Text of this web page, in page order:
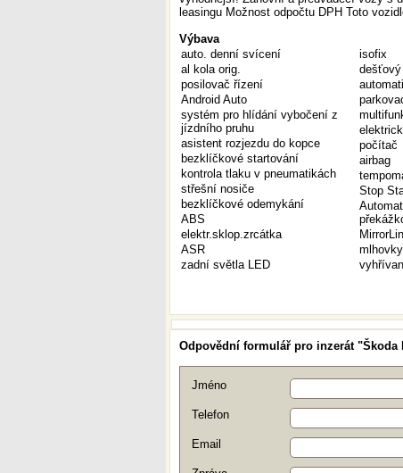
leasingu Možnost odpočtu DPH Toto
Výbava
auto. denní svícení
al kola orig.
posilovač řízení
Android Auto
systém pro hlídání vybočení z
jízdního pruhu
asistent rozjezdu do kopce
bezklíčkové startování
kontrola tlaku v pneumatikách
střešní nosiče
bezklíčkové odemykání
ABS
elektr.sklop.zrcátka
ASR
zadní světla LED
isofix
počítač
airbag
Stop
mlhovky
Odpovědní formulář pro inzerát "Škoda
Jméno
Telefon
Email